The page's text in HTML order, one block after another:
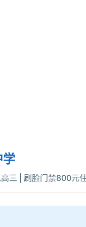
学
三 | 刷脸门禁800元